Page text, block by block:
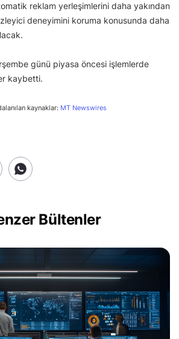
reklam yerleşimlerini daha yakından
deneyimini koruma konusunda daha
günü piyasa öncesi işlemlerde
kaybetti.
kaynaklar: MT Newswires
Bültenler